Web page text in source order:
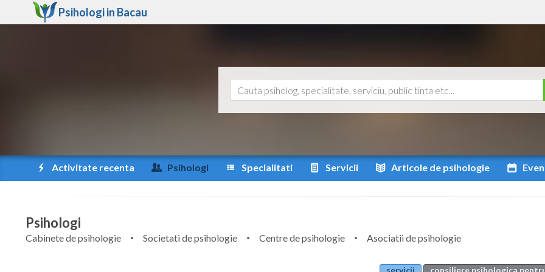
Psihologi in Bacau
Activitate recenta Psihologi Specialitati Servicii Articole de psihologie
Psihologi
Cabinete de psihologie Societati de psihologie Centre de psihologie
Asociatii de psihologie
servicii
consiliere psihologica